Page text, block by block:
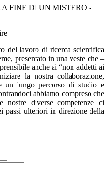
FINE DI UN MISTERO -
del lavoro di ricerca scientifica
presentato in una veste che –
anche ai “non addetti ai
la nostra collaborazione,
un lungo percorso di studio e
abbiamo compreso che
nostre diverse competenze ci
passi ulteriori in direzione della